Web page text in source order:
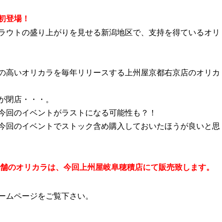
登場！
ウトの盛り上がりを見せる新潟地区で、支持を得ているオリ
高いオリカラを毎年リリースする上州屋京都右京店のオリカ
店・・・。
のイベントがラストになる可能性も？！
回のイベントでストック含め購入しておいたほうが良いと思
のオリカラは、今回上州屋岐阜穂積店にて販売致します。
ページをご覧下さい。